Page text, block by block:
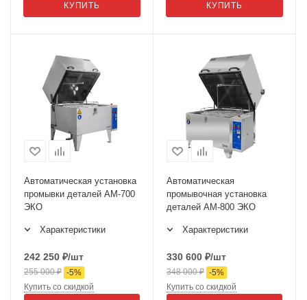
КУПИТЬ КУПИТЬ
Автоматическая установка
промывки деталей АМ-700
ЭКО
Характеристики
242 250 ₽/шт
255 000₽ -5%
Купить со скидкой
Автоматическая
промывочная установка
деталей АМ-800 ЭКО
Характеристики
330 600 ₽/шт
348 000₽ -5%
Купить со скидкой